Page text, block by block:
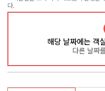
다.
해당 날짜에는 객
다른 날짜